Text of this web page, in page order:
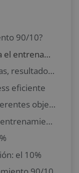
90/10?
¿Por qué está de moda el entrenamiento 90/10?
Sesiones más cortas, resultados más rápidos
eficiente
Adaptabilidad a diferentes objetivos
¿Cómo estructurar un entrenamiento 90/10?
el 10%